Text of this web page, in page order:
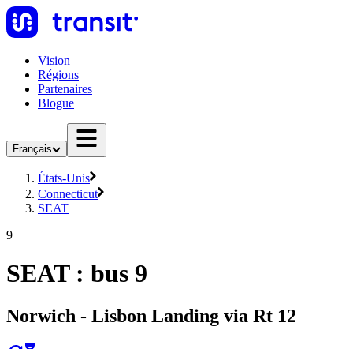
Vision
Régions
Partenaires
Blogue
Français
États-Unis
Connecticut
SEAT
9
SEAT : bus 9
Norwich - Lisbon Landing via Rt 12